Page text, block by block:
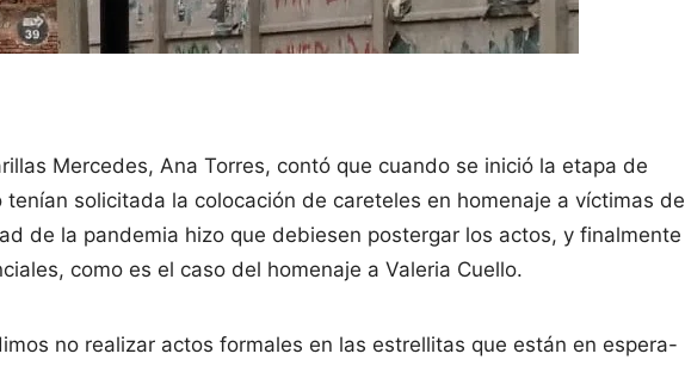
Mercedes, Ana Torres, contó que cuando se inició la etapa de
solicitada la colocación de careteles en homenaje a víctimas de
de la pandemia hizo que debiesen postergar los actos, y finalmente
como es el caso del homenaje a Valeria Cuello.
no realizar actos formales en las estrellitas que están en espera-